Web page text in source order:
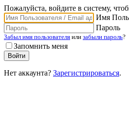
Пожалуйста, войдите в систему,
Имя
Пароль
Забыл имя пользователя или забыли пароль?
Запомнить меня
Нет аккаунта? Зарегистрироваться.